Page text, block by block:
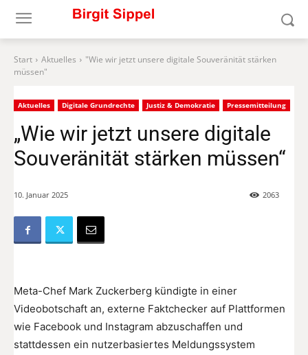
Start Aktuelles
"Wie wir jetzt unsere digitale Souveränität stärken
müssen"
Aktuelles Digitale Grundrechte Justiz & Demokratie Pressemitteilung
„Wie wir jetzt unsere digitale
Souveränität stärken müssen“
10. Januar 2025 2063
Meta-Chef Mark Zuckerberg kündigte in einer
Videobotschaft an, externe Faktchecker auf Plattformen
wie Facebook und Instagram abzuschaffen und
stattdessen ein nutzerbasiertes Meldungssystem